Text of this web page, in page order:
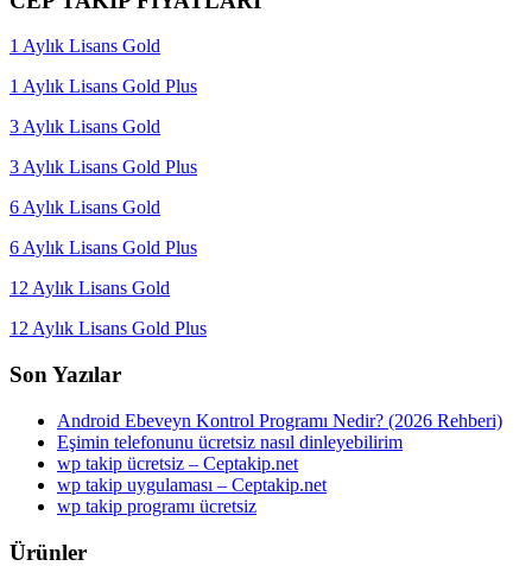
1 Aylık Lisans Gold
1 Aylık Lisans Gold Plus
3 Aylık Lisans Gold
3 Aylık Lisans Gold Plus
6 Aylık Lisans Gold
6 Aylık Lisans Gold Plus
12 Aylık Lisans Gold
12 Aylık Lisans Gold Plus
Son Yazılar
Android Ebeveyn Kontrol Programı Nedir? (2026 Rehberi)
Eşimin telefonunu ücretsiz nasıl dinleyebilirim
wp takip ücretsiz – Ceptakip.net
wp takip uygulaması – Ceptakip.net
wp takip programı ücretsiz
Ürünler